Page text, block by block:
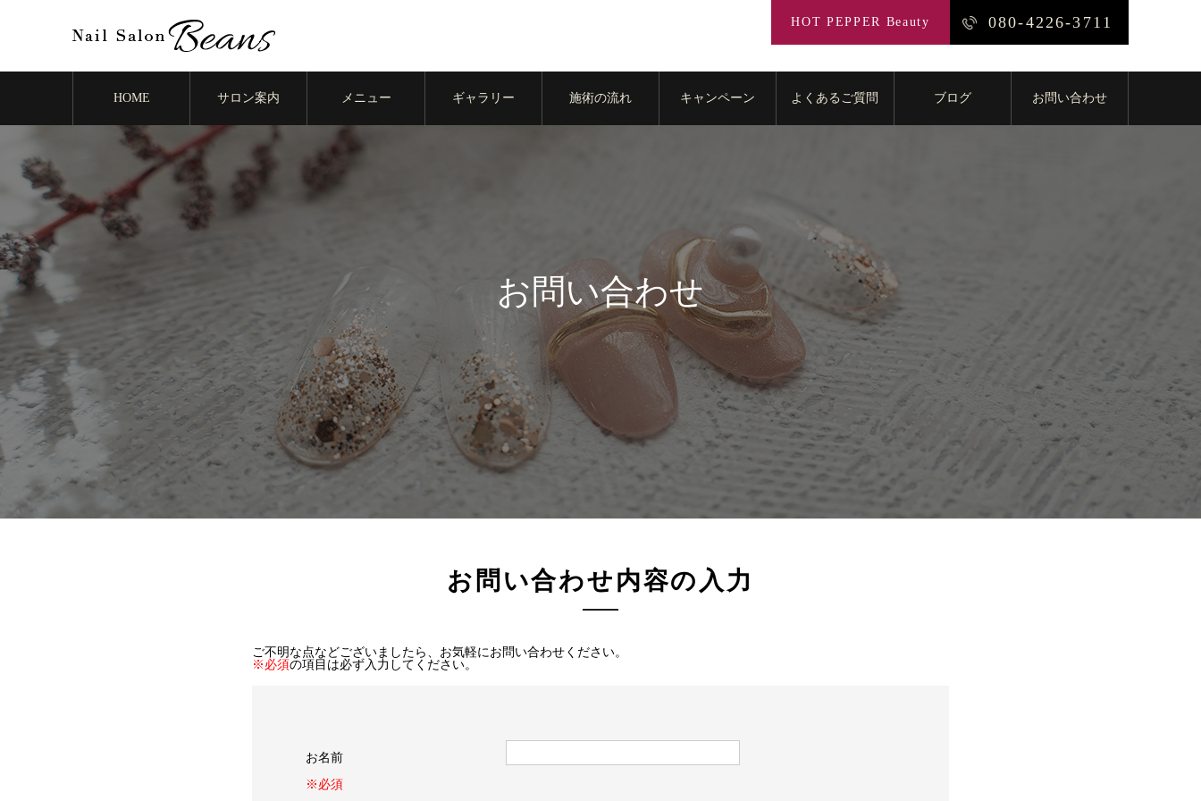
HOT PEPPER Beauty 080-4226-3711
HOME サロン案内 メニュー ギャラリー 施術の流れ キャンペーン よくあるご質問 ブログ お問い合わせ
お問い合わせ
お問い合わせ内容の入力
ご不明な点などございましたら、お気軽にお問い合わせください。
※必須の項目は必ず入力してください。
お名前
※必須